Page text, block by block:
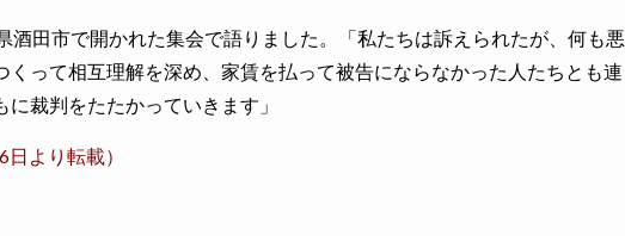
田市で開かれた集会で語りました。「私たちは訴えられたが、何も悪
くって相互理解を深め、家賃を払って被告にならなかった人たちとも連
裁判をたたかっていきます」
より転載）